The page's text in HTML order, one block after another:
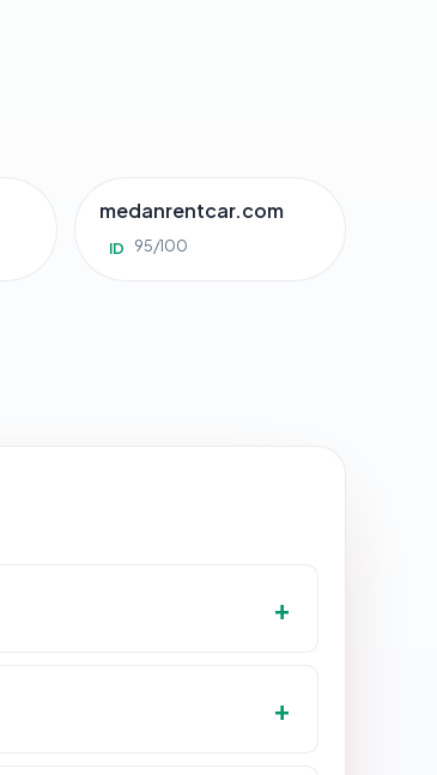
medanrentcar.com
ID 95/100